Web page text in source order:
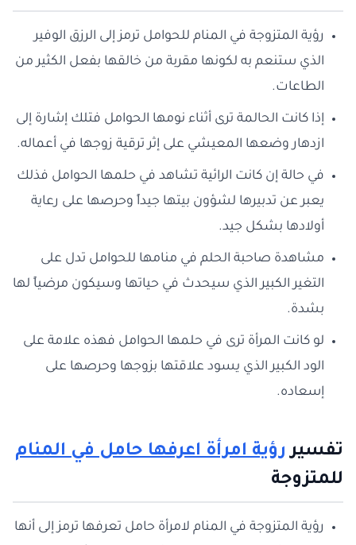
رؤية المتزوجة في المنام للحوامل ترمز إلى الرزق الوفير
الذي ستنعم به لكونها مقربة من خالقها بفعل الكثير من
الطاعات.
إذا كانت الحالمة ترى أثناء نومها الحوامل فتلك إشارة إلى
ازدهار وضعها المعيشي على إثر ترقية زوجها في أعماله.
في حالة إن كانت الرائية تشاهد في حلمها الحوامل فذلك
يعبر عن تدبيرها لشؤون بيتها جيداً وحرصها على رعاية
أولادها بشكل جيد.
مشاهدة صاحبة الحلم في منامها للحوامل تدل على
التغير الكبير الذي سيحدث في حياتها وسيكون مرضياً لها
بشدة.
لو كانت المرأة ترى في حلمها الحوامل فهذه علامة على
الود الكبير الذي يسود علاقتها بزوجها وحرصها على
إسعاده.
تفسير رؤية امرأة اعرفها حامل في المنام
للمتزوجة
رؤية المتزوجة في المنام لامرأة حامل تعرفها ترمز إلى أنها